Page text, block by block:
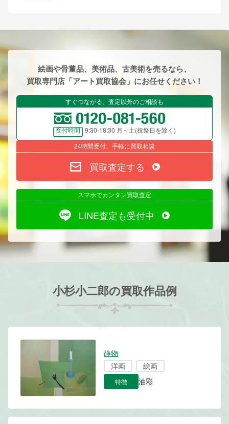
絵画や骨董品、美術品、古美術を売るなら、
買取専門店「アート買取協会」にお任せください！
すぐつながる、査定以外のご相談も
受付時間
9:30-18:30 月～土(祝祭日を除く)
24時間受付、手軽に買取相談
買取査定する
スマホでカンタン買取査定
LINE査定も受付中
小杉小二郎の買取作品例
静物
洋画
絵画
特徴 油彩